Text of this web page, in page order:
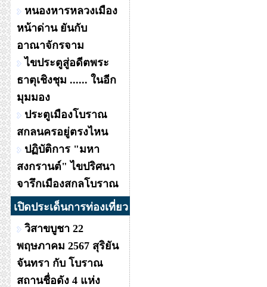
หนองหารหลวงเมือง
หน้าด่าน ยันกับ
อาณาจักรจาม
ไขประตูสู่อดีตพระ
ธาตุเชิงชุม ...... ในอีก
มุมมอง
ประตูเมืองโบราณ
สกลนครอยู่ตรงไหน
ปฏิบัติการ "มหา
สงกรานต์" ไขปริศนา
จารึกเมืองสกลโบราณ
เปิดประเด็นการท่องเที่ยว
วิสาขบูชา 22
พฤษภาคม 2567 สุริยัน
จันทรา กับ โบราณ
สถานชื่อดัง 4 แห่ง